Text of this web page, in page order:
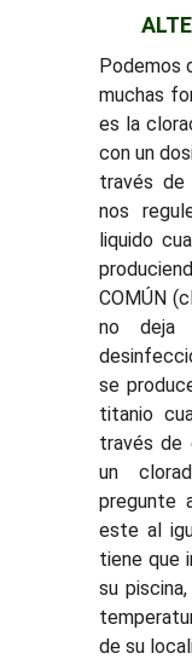
Podemos
muchas
es la
con un
través de
nos
liquido
COMÚN
no deja
se
titanio
través de
un
pregunte
este al
tiene que
su
de su